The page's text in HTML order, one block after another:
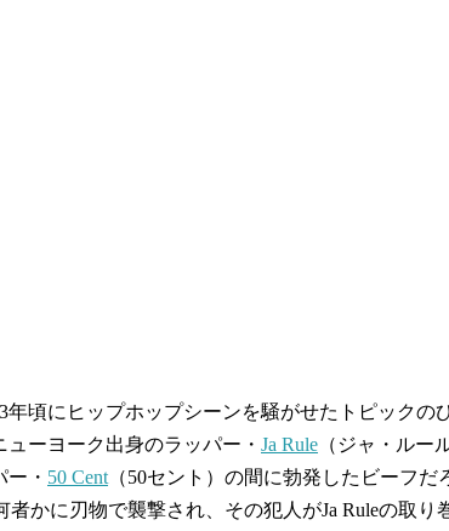
年頃にヒップホップシーンを騒がせたトピックの
ーヨーク出身のラッパー・ Ja Rule （ジャ・ルー
・ 50 Cent （50セント）の間に勃発したビーフだ
者かに刃物で襲撃され、その犯人がJa Ruleの取り